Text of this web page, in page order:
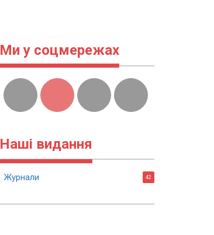
Ми у соцмережах
Наші видання
Журнали 42